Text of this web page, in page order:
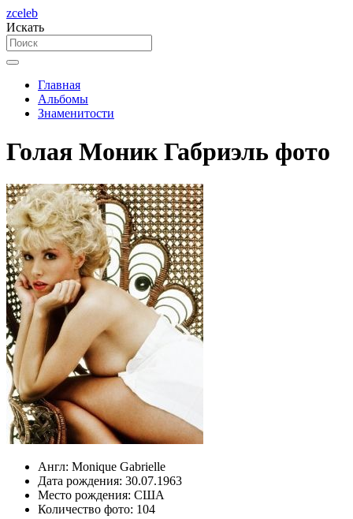
zceleb
Искать
Главная
Альбомы
Знаменитости
Голая Моник Габриэль фото
Англ: Monique Gabrielle
Дата рождения: 30.07.1963
Место рождения: США
Количество фото: 104